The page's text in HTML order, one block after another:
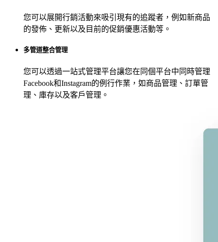
您可以展開行銷活動來吸引現有的追蹤者，例如新商品
的發佈、更新以及目前的促銷優惠活動等。
多管道整合管理
您可以透過一站式管理平台讓您在同個平台中同時管理
Facebook和Instagram的例行作業，如商品管理、訂單管
理、庫存以及客戶管理。